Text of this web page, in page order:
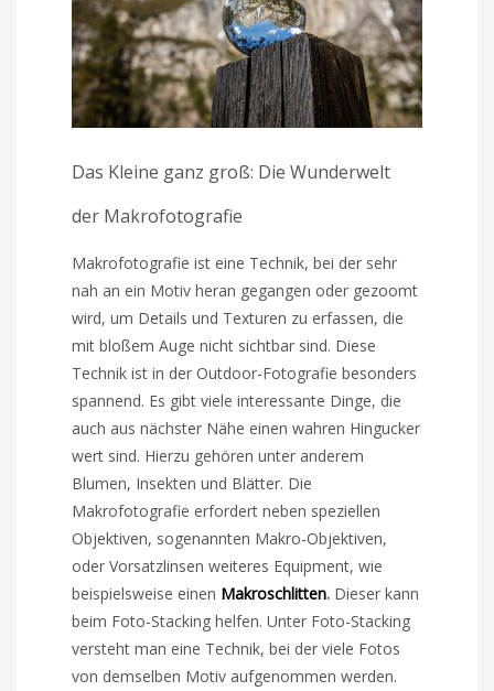
Das Kleine ganz groß: Die Wunderwelt
der Makrofotografie
Makrofotografie ist eine Technik, bei der sehr
nah an ein Motiv heran gegangen oder gezoomt
wird, um Details und Texturen zu erfassen, die
mit bloßem Auge nicht sichtbar sind. Diese
Technik ist in der Outdoor-Fotografie besonders
spannend. Es gibt viele interessante Dinge, die
auch aus nächster Nähe einen wahren Hingucker
wert sind. Hierzu gehören unter anderem
Blumen, Insekten und Blätter. Die
Makrofotografie erfordert neben speziellen
Objektiven, sogenannten Makro-Objektiven,
oder Vorsatzlinsen weiteres Equipment, wie
beispielsweise einen Makroschlitten. Dieser kann
beim Foto-Stacking helfen. Unter Foto-Stacking
versteht man eine Technik, bei der viele Fotos
von demselben Motiv aufgenommen werden.